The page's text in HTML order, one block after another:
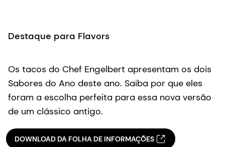
Destaque para Flavors
Os tacos do Chef Engelbert apresentam os dois
Sabores do Ano deste ano. Saiba por que eles
foram a escolha perfeita para essa nova versão
de um clássico antigo.
DOWNLOAD DA FOLHA DE INFORMAÇÕES